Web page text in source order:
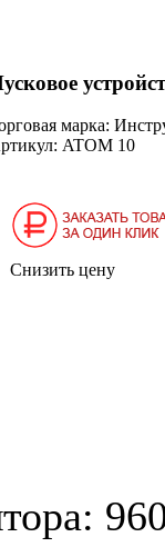
марка:
ATOM 10
Снизить цену